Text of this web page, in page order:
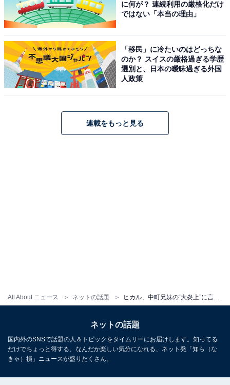
All About ニュース ネットの話題
に何が？ 連続利用の厳格化だけ
ではない「本当の理由」
「移民」に冷たいのはどっちな
のか？ スイスの厳格過ぎる学歴
選別と、日本の曖昧過ぎる外国
人政策
連載をもっと見る
ネットの話題
国内外のSNSで話題の人＆トピックをタイムリーにお届けします。知ってる
だけでちょっと得する、なんだか楽しい気分になれる、ネット発「知ら（な
きゃ）損」ニュースが盛りだくさん。